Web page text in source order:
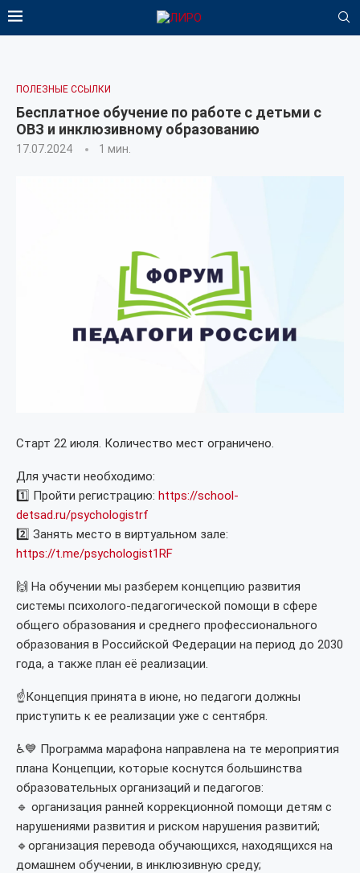
ПОЛЕЗНЫЕ ССЫЛКИ
Бесплатное обучение по работе с детьми с
ОВЗ и инклюзивному образованию
17.07.2024 1 мин.
Старт 22 июля. Количество мест ограничено.
Для участи необходимо:
1️⃣ Пройти регистрацию: https://school-
detsad.ru/psychologistrf
2️⃣ Занять место в виртуальном зале:
https://t.me/psychologist1RF
🙌 На обучении мы разберем концепцию развития
системы психолого-педагогической помощи в сфере
общего образования и среднего профессионального
образования в Российской Федерации на период до 2030
года, а также план её реализации.
☝️Концепция принята в июне, но педагоги должны
приступить к ее реализации уже с сентября.
♿️💙 Программа марафона направлена на те мероприятия
плана Концепции, которые коснутся большинства
образовательных организаций и педагогов:
🔹 организация ранней коррекционной помощи детям с
нарушениями развития и риском нарушения развитий;
🔹организация перевода обучающихся, находящихся на
домашнем обучении, в инклюзивную среду;